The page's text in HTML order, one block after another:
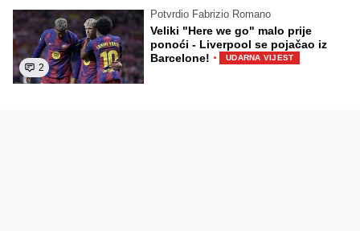
2
Potvrdio Fabrizio Romano
Veliki "Here we go" malo prije
ponoći - Liverpool se pojačao iz
Barcelone! · UDARNA VIJEST